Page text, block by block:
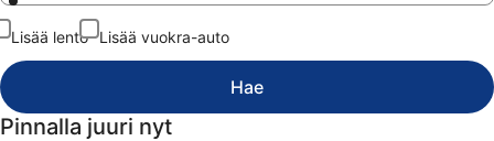
Lisää lento Lisää vuokra-auto
Hae
Pinnalla juuri nyt